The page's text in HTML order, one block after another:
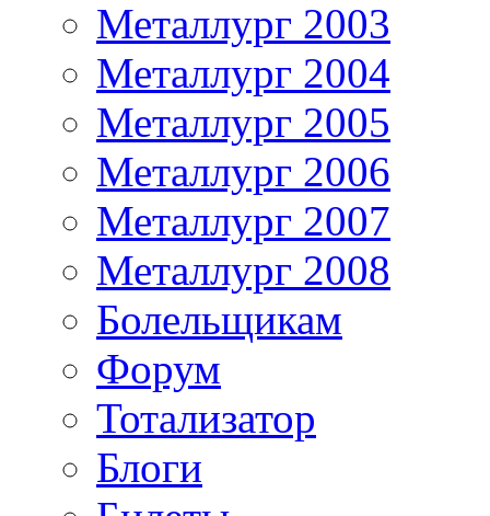
Металлург 2003
Металлург 2004
Металлург 2005
Металлург 2006
Металлург 2007
Металлург 2008
Болельщикам
Форум
Тотализатор
Блоги